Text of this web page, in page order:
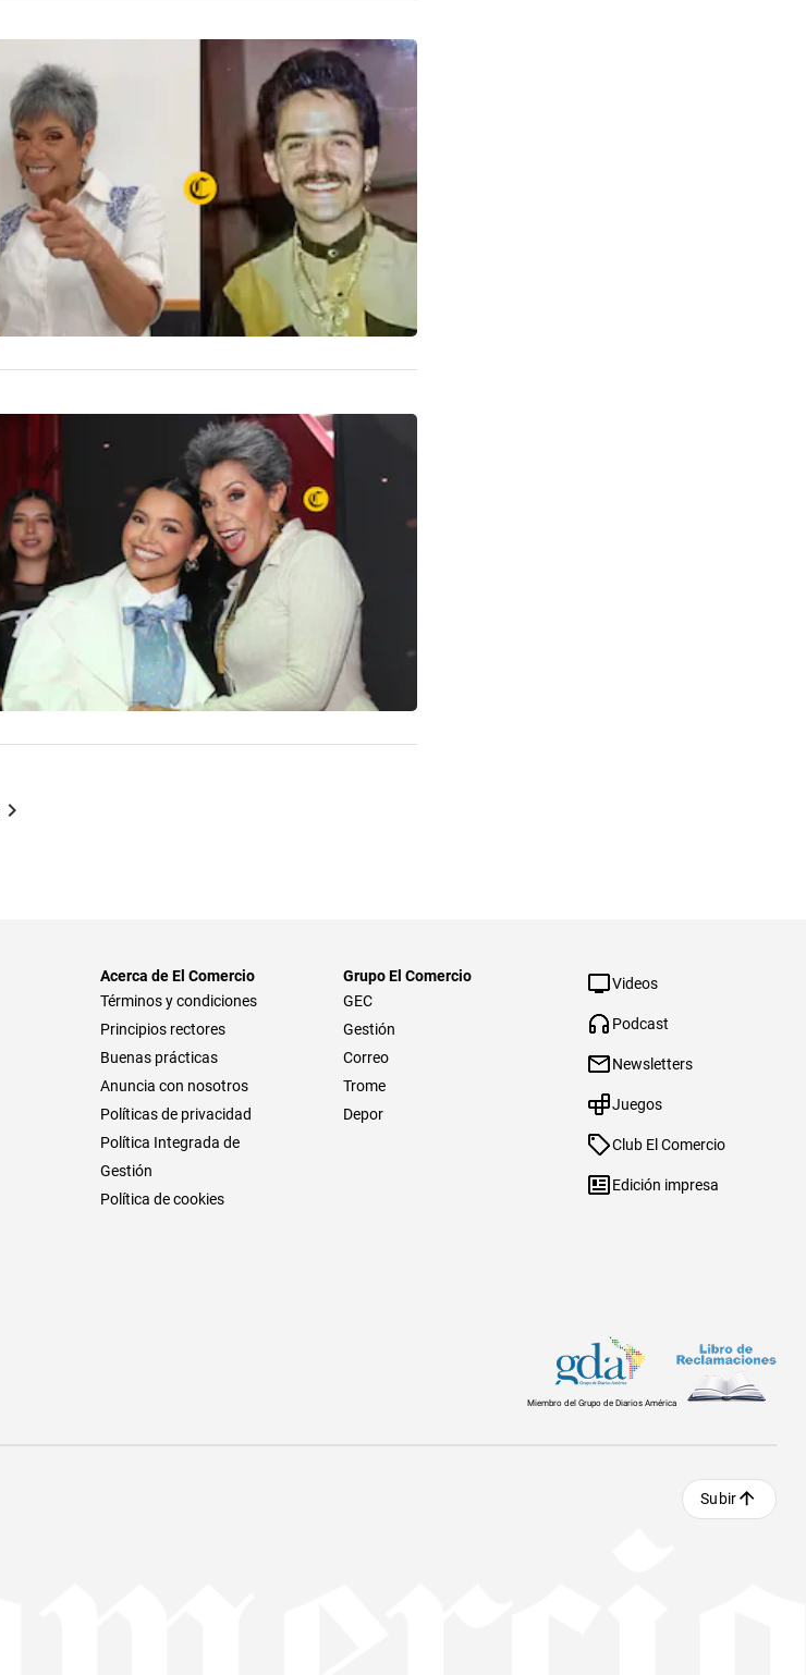
Acerca de El Comercio
Términos y condiciones
Principios rectores
Buenas prácticas
Anuncia con nosotros
Políticas de privacidad
Política Integrada de
Gestión
Política de cookies
Grupo El Comercio
GEC
Gestión
Correo
Trome
Depor
Videos
Podcast
Newsletters
Juegos
Club El Comercio
Edición impresa
Miembro del Grupo de Diarios América
Subir